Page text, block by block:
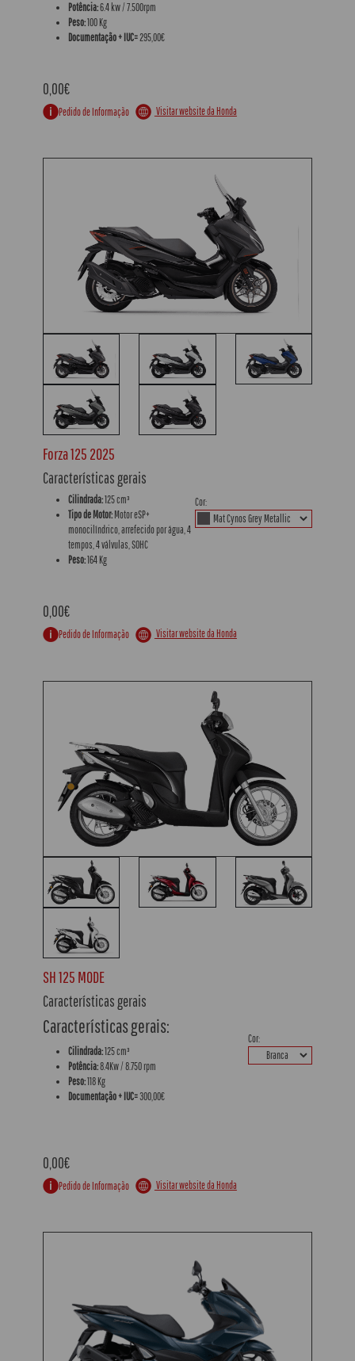
Potência:6.4 kw / 7.500rpm
Peso:100 Kg
Documentação + IUC=295,00€
0,00€
Pedido de Informação Visitar website da Honda
Forza 125 2025
Características gerais
Cilindrada:125 cm³
Tipo de Motor: Motor eSP+
monocilíndrico, arrefecido por água, 4
tempos, 4 válvulas, SOHC
Peso:164 Kg
Cor:
0,00€
Pedido de Informação Visitar website da Honda
SH 125 MODE
Características gerais
Características gerais:
Cilindrada:125 cm³
Potência:8.4Kw / 8.750 rpm
Peso:118 Kg
Documentação + IUC=300,00€
Cor:
0,00€
Pedido de Informação Visitar website da Honda